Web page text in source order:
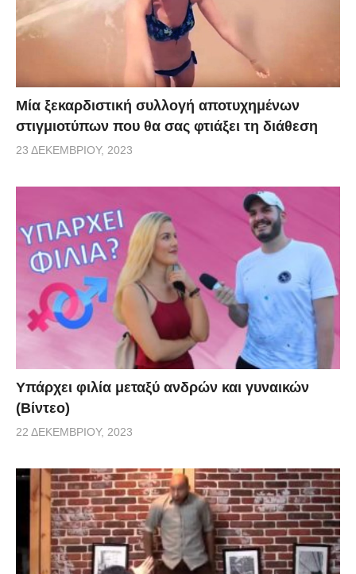
Μία ξεκαρδιστική συλλογή αποτυχημένων
στιγμιοτύπων που θα σας φτιάξει τη διάθεση
23 ΔΕΚΕΜΒΡΊΟΥ, 2023
Υπάρχει φιλία μεταξύ ανδρών και γυναικών
(Βίντεο)
22 ΔΕΚΕΜΒΡΊΟΥ, 2023